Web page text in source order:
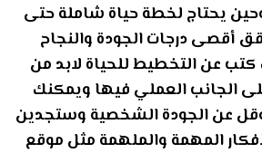
يحتاج لخطة حياة شاملة حتى
أقصى درجات الجودة والنجاح
عن التخطيط للحياة لابد من
الجانب العملي فيها ويمكنك
عن الجودة الشخصية وستجدين
المهمة والملهمة مثل موقع